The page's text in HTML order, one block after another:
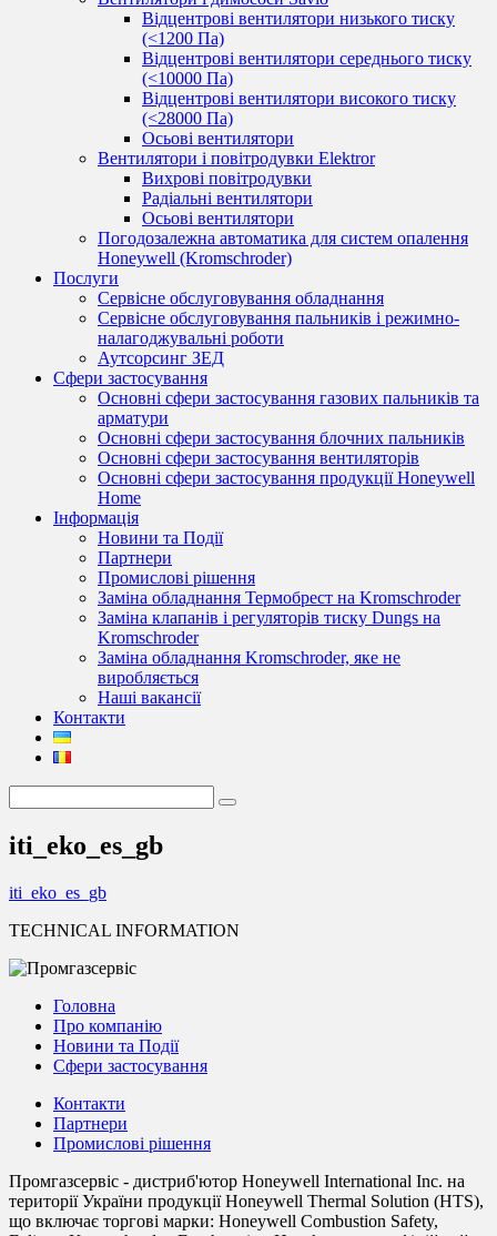
Відцентрові вентилятори низького тиску
(<1200 Па)
Відцентрові вентилятори середнього тиску
(<10000 Па)
Відцентрові вентилятори високого тиску
(<28000 Па)
Осьові вентилятори
Вентилятори і повітродувки Elektror
Вихрові повітродувки
Радіальні вентилятори
Осьові вентилятори
Погодозалежна автоматика для систем опалення
Honeywell (Kromschroder)
Послуги
Сервісне обслуговування обладнання
Сервісне обслуговування пальників і режимно-
налагоджувальні роботи
Аутсорсинг ЗЕД
Сфери застосування
Основні сфери застосування газових пальників та
арматури
Основні сфери застосування блочних пальників
Основні сфери застосування вентиляторів
Основні сфери застосування продукції Honeywell
Home
Інформація
Новини та Події
Партнери
Промислові рішення
Заміна обладнання Термобрест на Kromschroder
Заміна клапанів і регуляторів тиску Dungs на
Kromschroder
Заміна обладнання Kromschroder, яке не
виробляється
Наші вакансії
Контакти
iti_eko_es_gb
iti_eko_es_gb
TECHNICAL INFORMATION
Головна
Про компанію
Новини та Події
Сфери застосування
Контакти
Партнери
Промислові рішення
Промгазсервіс - дистриб'ютор Honeywell International Inc. на
території України продукції Honeywell Thermal Solution (HTS),
що включає торгові марки: Honeywell Combustion Safety,